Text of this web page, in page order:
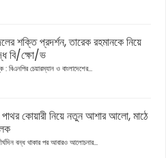
শক্তি প্রদর্শন, তারেক রহমানকে নিয়ে
বি/ক্ষো/ভ
বিএনপির চেয়ারম্যান ও বাংলাদেশের...
কোয়ারী নিয়ে নতুন আশার আলো, মাঠে
বন্ধ থাকার পর আবারও আলোচনার...